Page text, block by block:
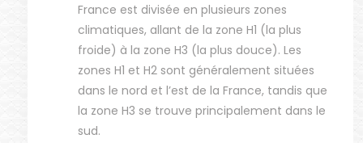
France est divisée en plusieurs zones
climatiques, allant de la zone H1 (la plus
froide) à la zone H3 (la plus douce). Les
zones H1 et H2 sont généralement situées
dans le nord et l’est de la France, tandis que
la zone H3 se trouve principalement dans le
sud.